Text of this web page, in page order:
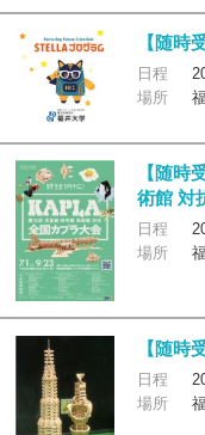
【随時
日程
場所
【随時
術館 対
日程
場所
【随時
日程
場所